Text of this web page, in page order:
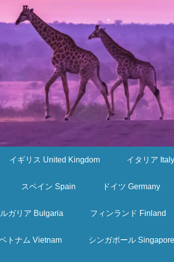
イギリス United Kingdom イタリア Italy
スペイン Spain ドイツ Germany
ガリア Bulgaria フィンランド Finland
トナム Vietnam シンガポール Singapore